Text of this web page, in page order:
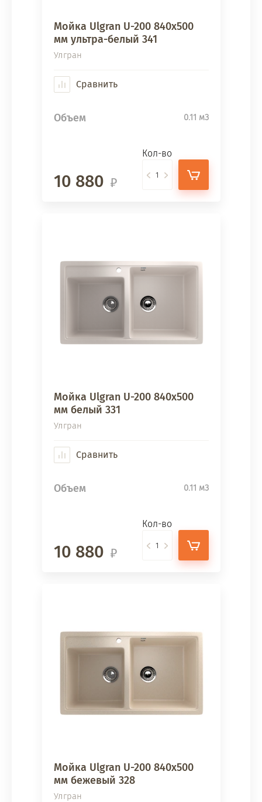
Мойка Ulgran U-200 840х500
мм ультра-белый 341
Улгран
Сравнить
Объем 0.11 м3
10 880
Кол-во
Мойка Ulgran U-200 840х500
мм белый 331
Улгран
Сравнить
Объем 0.11 м3
10 880
Кол-во
Мойка Ulgran U-200 840х500
мм бежевый 328
Улгран